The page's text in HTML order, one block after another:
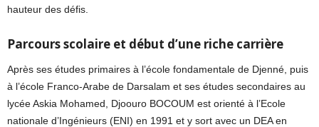
hauteur des défis.
Parcours scolaire et début d’une riche carrière
Après ses études primaires à l’école fondamentale de Djenné, puis
à l’école Franco-Arabe de Darsalam et ses études secondaires au
lycée Askia Mohamed, Djoouro BOCOUM est orienté à l’Ecole
nationale d’Ingénieurs (ENI) en 1991 et y sort avec un DEA en